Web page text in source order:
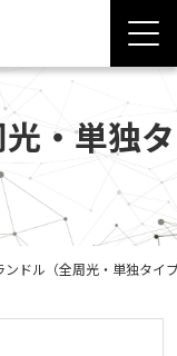
・単独タ
ンドル（全周光・単独タイ